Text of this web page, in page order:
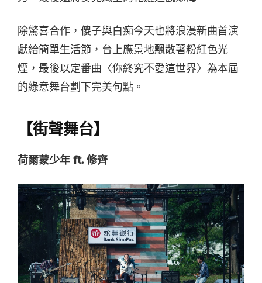
除驚喜合作，傻子與白痴今天也將浪漫新曲首演
獻給簡單生活節，台上應景地飄散著粉紅色光
煙，最後以定番曲〈你終究不愛這世界〉為本屆
的綠意舞台劃下完美句點。
【街聲舞台】
荷爾蒙少年 ft. 修齊